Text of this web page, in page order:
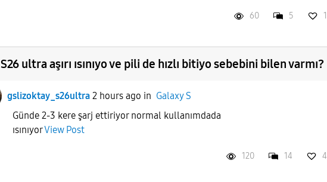
60 5 1
S26 ultra aşırı ısınıyo ve pili de hızlı bitiyo sebebini bilen varmı?
gslizoktay_s26ultra 2 hours ago in Galaxy S
Günde 2-3 kere şarj ettiriyor normal kullanımdada
ısınıyorView Post
120 14 4